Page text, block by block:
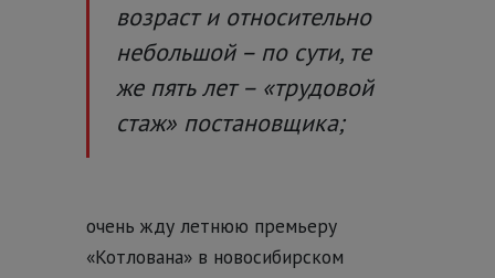
возраст и относительно
небольшой – по сути, те
же пять лет – «трудовой
стаж» постановщика;
очень жду летнюю премьеру
«Котлована» в новосибирском